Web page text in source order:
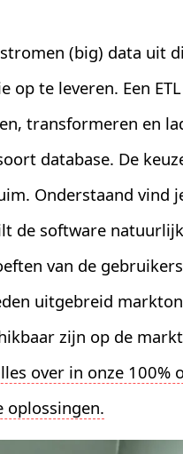
(big) data uit
op te leveren. Een
transformeren en
database. De
Onderstaand vind
de software
van de
uitgebreid
zijn op de
over in onze 100%
oplossingen.